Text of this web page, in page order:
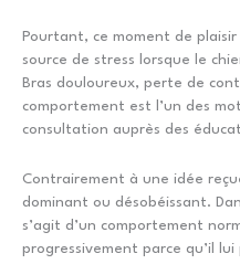
Pourtant, ce moment de
source de stress lorsque le
Bras douloureux, perte de
comportement est l’un des
consultation auprès des
Contrairement à une idée
dominant ou désobéissant.
s’agit d’un comportement
progressivement parce qu’il lui